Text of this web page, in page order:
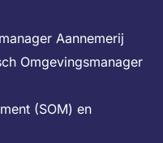
Aannemerij
Omgevingsmanager
(SOM) en